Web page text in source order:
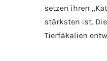
setzen ihren
stärksten ist.
Tierfäkalien